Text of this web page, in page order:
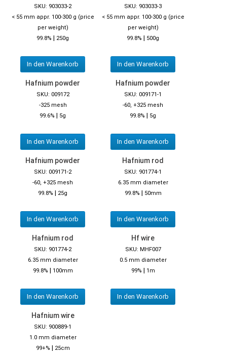
SKU: 903033-2
< 55 mm appr. 100-300 g (price
per weight)
99.8% | 250g
In den Warenkorb
SKU: 903033-3
< 55 mm appr. 100-300 g (price
per weight)
99.8% | 500g
In den Warenkorb
Hafnium powder
SKU: 009172
-325 mesh
99.6% | 5g
In den Warenkorb
Hafnium powder
SKU: 009171-1
-60, +325 mesh
99.8% | 5g
In den Warenkorb
Hafnium powder
SKU: 009171-2
-60, +325 mesh
99.8% | 25g
In den Warenkorb
Hafnium rod
SKU: 901774-1
6.35 mm diameter
99.8% | 50mm
In den Warenkorb
Hafnium rod
SKU: 901774-2
6.35 mm diameter
99.8% | 100mm
In den Warenkorb
Hf wire
SKU: MHF007
0.5 mm diameter
99% | 1m
In den Warenkorb
Hafnium wire
SKU: 900889-1
1.0 mm diameter
99+% | 25cm